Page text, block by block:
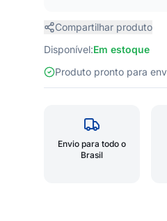
Compartilhar produto
Disponível:Em estoque
Produto pronto para
Envio para todo o
Brasil